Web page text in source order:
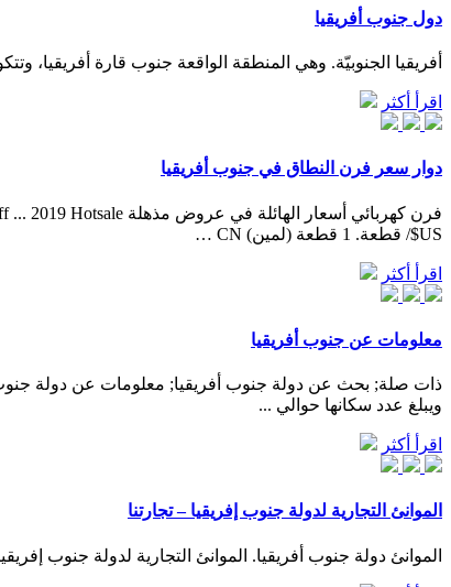
دول جنوب أفريقيا
أفريقيا الجنوبيّة. وهي المنطقة الواقعة جنوب قارة أفريقيا،
اقرأ أكثر
دوار سعر فرن النطاق في جنوب أفريقيا
US$/ قطعة. 1 قطعة (لمين) CN …
اقرأ أكثر
معلومات عن جنوب أفريقيا
ذات صلة; بحث عن دولة جنوب أفريقيا; معلومات عن دولة جنوب
ويبلغ عدد سكانها حوالي ...
اقرأ أكثر
الموانئ التجارية لدولة جنوب إفريقيا – تجارتنا
الموانئ دولة جنوب أفريقيا. الموانئ التجارية لدولة جنوب إفريقيا؛ تقع في أقصى جنوب